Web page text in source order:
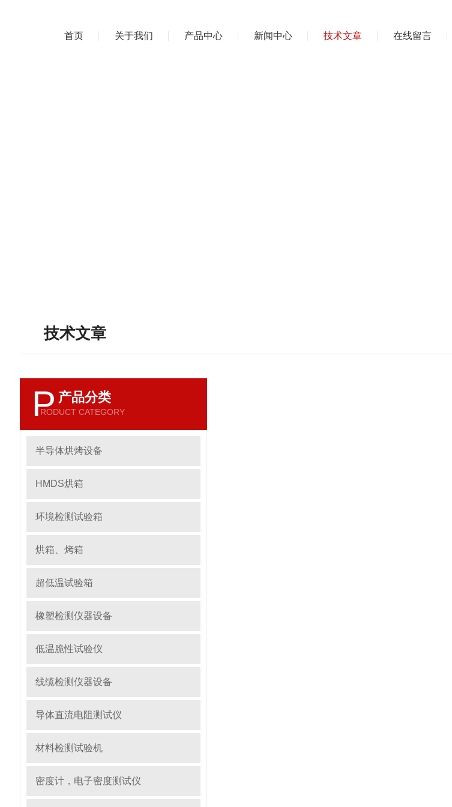
首页 关于我们 产品中心 新闻中心 技术文章 在线留言
技术文章
P 产品分类
RODUCT CATEGORY
半导体烘烤设备
HMDS烘箱
环境检测试验箱
烘箱、烤箱
超低温试验箱
橡塑检测仪器设备
低温脆性试验仪
线缆检测仪器设备
导体直流电阻测试仪
材料检测试验机
密度计，电子密度测试仪